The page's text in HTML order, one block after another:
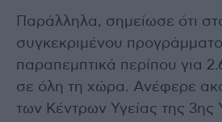
Παράλληλα, σημείωσε ότι
συγκεκριμένου
παραπεμπτικά περίπου για
σε όλη τη χώρα. Ανέφερε
των Κέντρων Υγείας της 3ης